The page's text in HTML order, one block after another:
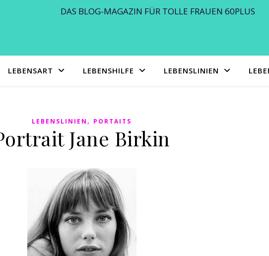
DAS BLOG-MAGAZIN FÜR TOLLE FRAUEN 60PLUS
LEBENSART LEBENSHILFE LEBENSLINIEN
LEBENSLINIEN , PORTAITS
Jane Birkin